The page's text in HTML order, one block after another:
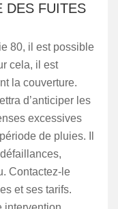
DES FUITES
80, il est possible
cela, il est
la couverture.
d’anticiper les
excessives
de pluies. Il
Contactez-le
et ses tarifs.